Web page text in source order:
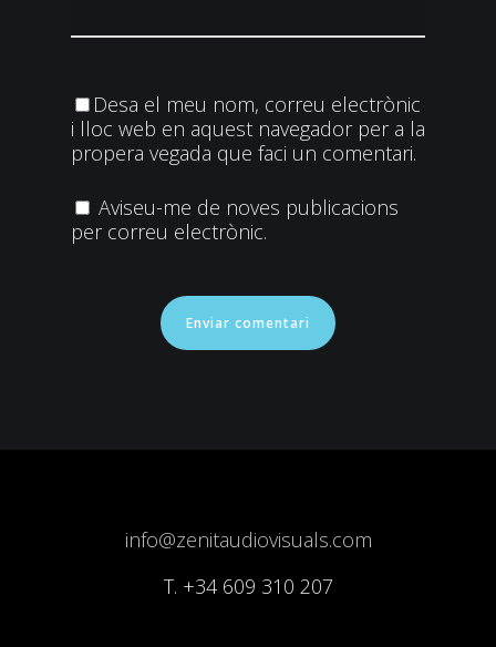
Desa el meu nom, correu electrònic
i lloc web en aquest navegador per a la
propera vegada que faci un comentari.
Aviseu-me de noves publicacions
per correu electrònic.
info@zenitaudiovisuals.com
T. +34 609 310 207